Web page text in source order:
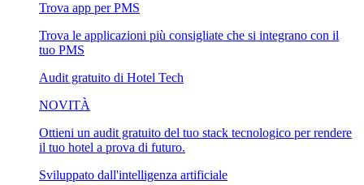
Trova app per PMS
Trova le applicazioni più consigliate che si integrano con il
tuo PMS
Audit gratuito di Hotel Tech
NOVITÀ
Ottieni un audit gratuito del tuo stack tecnologico per rendere
il tuo hotel a prova di futuro.
Sviluppato dall'intelligenza artificiale